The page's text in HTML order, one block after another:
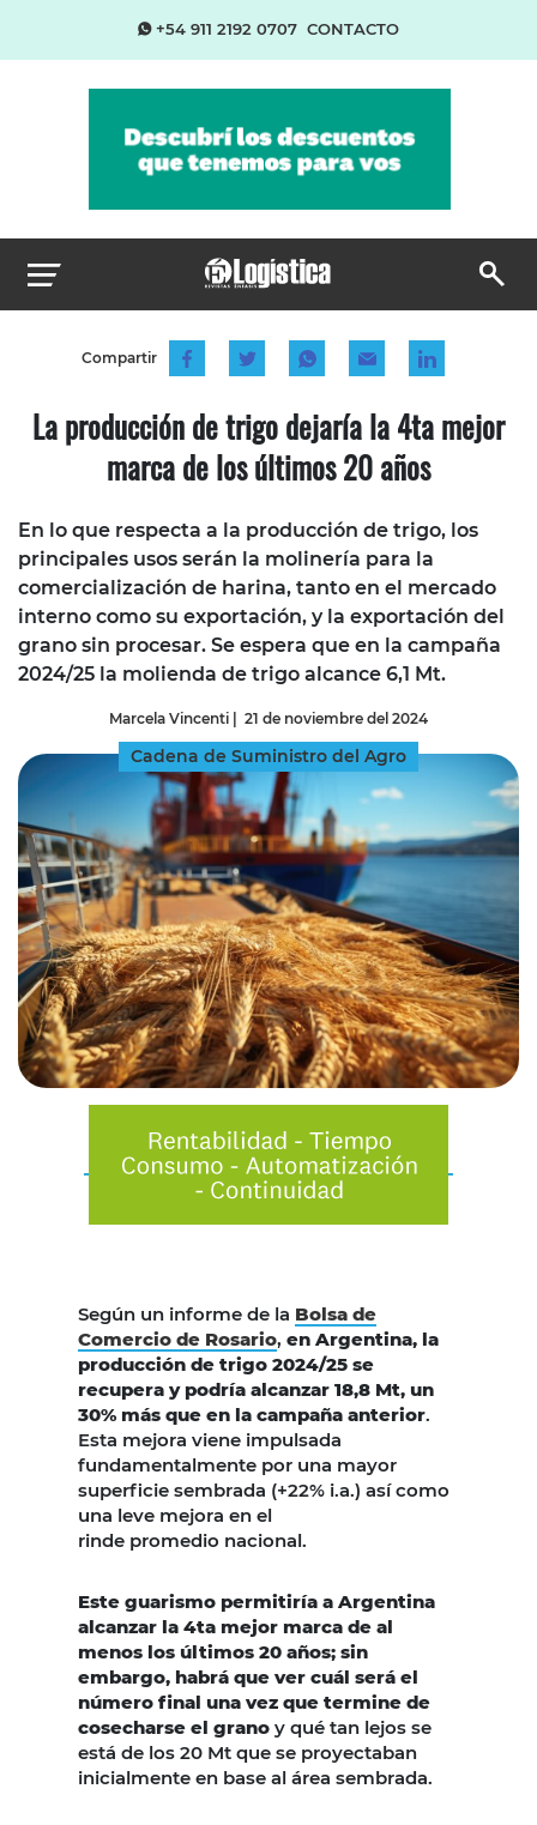
+54 911 2192 0707 CONTACTO
Compartir
La producción de trigo dejaría la 4ta mejor
marca de los últimos 20 años
En lo que respecta a la producción de trigo, los
principales usos serán la molinería para la
comercialización de harina, tanto en el mercado
interno como su exportación, y la exportación del
grano sin procesar. Se espera que en la campaña
2024/25 la molienda de trigo alcance 6,1 Mt.
Marcela Vincenti | 21 de noviembre del 2024
Cadena de Suministro del Agro
Según un informe de la Bolsa de
Comercio de Rosario, en Argentina, la
producción de trigo 2024/25 se
recupera y podría alcanzar 18,8 Mt, un
30% más que en la campaña anterior.
Esta mejora viene impulsada
fundamentalmente por una mayor
superficie sembrada (+22% i.a.) así como
una leve mejora en el
rinde promedio nacional.
Este guarismo permitiría a Argentina
alcanzar la 4ta mejor marca de al
menos los últimos 20 años; sin
embargo, habrá que ver cuál será el
número final una vez que termine de
cosecharse el grano y qué tan lejos se
está de los 20 Mt que se proyectaban
inicialmente en base al área sembrada.